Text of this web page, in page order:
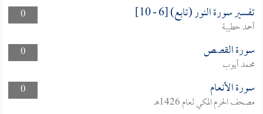
0
تفسير سورة النور (تابع) [6 - 10]
أحمد حطيبة
0
سورة القصص
محمد أيوب
0
سورة الأنعام
مصحف الحرم المكي لعام 1426هـ